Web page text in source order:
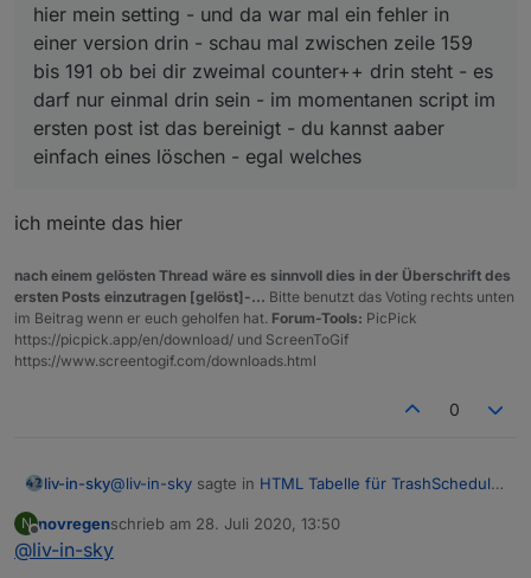
hier mein setting - und da war mal ein fehler in einer
ob bei dir zweimalcounter++drin steht - es darf nur
einmal drin sein - im momentanen script im ersten
post ist das bereinigt - du kannst aaber einfach eines
löschen - egal welches
im bild ist das setting (grey and black)
mit #333333 und black sieht man es besser am
hier mein setting - und da war mal ein fehler in
einer version drin - schau mal zwischen zeile 159
bis 191 ob bei dir zweimal counter++ drin steht - es
darf nur einmal drin sein - im momentanen script im
ersten post ist das bereinigt - du kannst aaber
einfach eines löschen - egal welches
ich meinte das hier
nach einem gelösten Thread wäre es sinnvoll dies in der Überschrift des
ersten Posts einzutragen [gelöst]-... Bitte benutzt das Voting rechts unten
im Beitrag wenn er euch geholfen hat. Forum-Tools: PicPick
https://picpick.app/en/download/ und ScreenToGif
https://www.screentogif.com/downloads.html
0
liv-in-sky@liv-in-sky sagte in HTML Tabelle für TrashSchedule
N
Offline
novregenschrieb am 28. Juli 2020, 13:50
zuletzt editiert von
@liv-in-sky